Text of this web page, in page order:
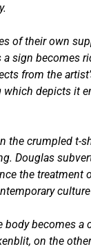
of their own
sign becomes
from the
depicts it
crumpled t-
Douglas
the treatment
body becomes a
on the